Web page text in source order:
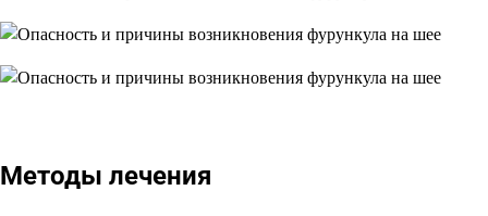
Методы лечения